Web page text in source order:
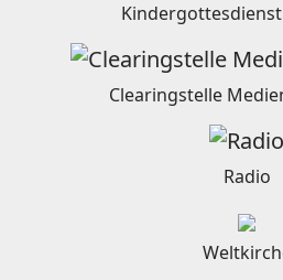
Clearingstelle
Radio